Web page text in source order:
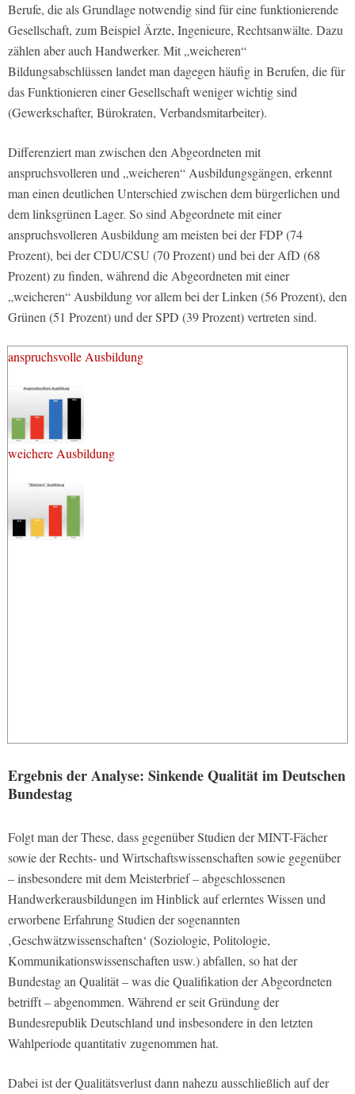
Berufe, die als Grundlage notwendig sind für eine funktionierende
Gesellschaft, zum Beispiel Ärzte, Ingenieure, Rechtsanwälte. Dazu
zählen aber auch Handwerker. Mit „weicheren“
Bildungsabschlüssen landet man dagegen häufig in Berufen, die für
das Funktionieren einer Gesellschaft weniger wichtig sind
(Gewerkschafter, Bürokraten, Verbandsmitarbeiter).
Differenziert man zwischen den Abgeordneten mit
anspruchsvolleren und „weicheren“ Ausbildungsgängen, erkennt
man einen deutlichen Unterschied zwischen dem bürgerlichen und
dem linksgrünen Lager. So sind Abgeordnete mit einer
anspruchsvolleren Ausbildung am meisten bei der FDP (74
Prozent), bei der CDU/CSU (70 Prozent) und bei der AfD (68
Prozent) zu finden, während die Abgeordneten mit einer
„weicheren“ Ausbildung vor allem bei der Linken (56 Prozent), den
Grünen (51 Prozent) und der SPD (39 Prozent) vertreten sind.
anspruchsvolle Ausbildung
weichere Ausbildung
Ergebnis der Analyse: Sinkende Qualität im Deutschen
Bundestag
Folgt man der These, dass gegenüber Studien der MINT-Fächer
sowie der Rechts- und Wirtschaftswissenschaften sowie gegenüber
– insbesondere mit dem Meisterbrief – abgeschlossenen
Handwerkerausbildungen im Hinblick auf erlerntes Wissen und
erworbene Erfahrung Studien der sogenannten
‚Geschwätzwissenschaften‘ (Soziologie, Politologie,
Kommunikationswissenschaften usw.) abfallen, so hat der
Bundestag an Qualität – was die Qualifikation der Abgeordneten
betrifft – abgenommen. Während er seit Gründung der
Bundesrepublik Deutschland und insbesondere in den letzten
Wahlperiode quantitativ zugenommen hat.
Dabei ist der Qualitätsverlust dann nahezu ausschließlich auf der